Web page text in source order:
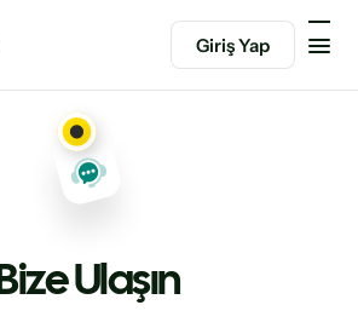
Giriş Yap
Bize Ulaşın